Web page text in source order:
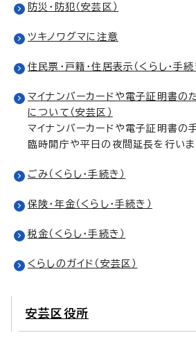
防災・防犯（安芸区）
ツキノワグマに注意
住民票・戸籍・住居表示（くらし・手続
マイナンバーカードや電子証明書の
について（安芸区）
マイナンバーカードや電子証明書の
臨時開庁や平日の夜間延長を行いま
ごみ（くらし・手続き）
保険・年金（くらし・手続き）
税金（くらし・手続き）
くらしのガイド（安芸区）
安芸区役所